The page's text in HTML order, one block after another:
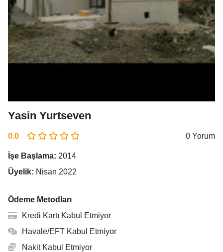
Yasin Yurtseven
0.0 0 Yorum
İşe Başlama: 2014
Üyelik: Nisan 2022
Ödeme Metodları
Kredi Kartı Kabul Etmiyor
Havale/EFT Kabul Etmiyor
Nakit Kabul Etmiyor